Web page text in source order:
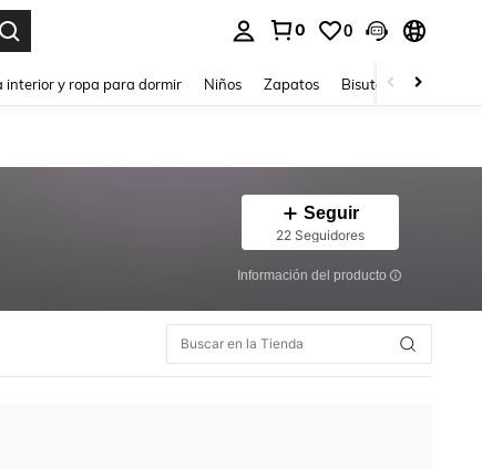
0 0
interior y ropa para dormir Niños Zapatos Bisutería Y
Seguir
22 Seguidores
Información del producto